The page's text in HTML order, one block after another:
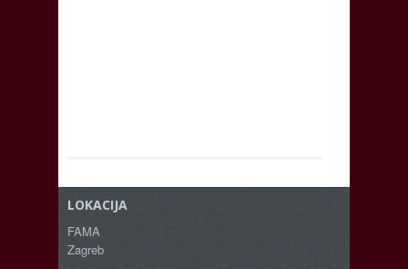
LOKACIJA
FAMA
Zagreb